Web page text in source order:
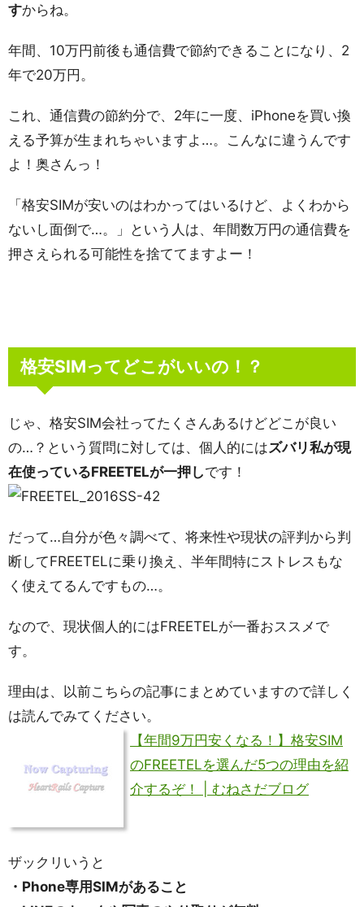
すからね。
年間、10万円前後も通信費で節約できることになり、2
年で20万円。
これ、通信費の節約分で、2年に一度、iPhoneを買い換
える予算が生まれちゃいますよ…。こんなに違うんです
よ！奥さんっ！
「格安SIMが安いのはわかってはいるけど、よくわから
ないし面倒で…。」という人は、年間数万円の通信費を
押さえられる可能性を捨ててますよー！
格安SIMってどこがいいの！？
じゃ、格安SIM会社ってたくさんあるけどどこが良い
の…？という質問に対しては、個人的にはズバリ私が現
在使っているFREETELが一押しです！
だって…自分が色々調べて、将来性や現状の評判から判
断してFREETELに乗り換え、半年間特にストレスもな
く使えてるんですもの…。
なので、現状個人的にはFREETELが一番おススメで
す。
理由は、以前こちらの記事にまとめていますので詳しく
は読んでみてください。
【年間9万円安くなる！】格安SIM
のFREETELを選んだ5つの理由を紹
介するぞ！ | むねさだブログ
ザックリいうと
・Phone専用SIMがあること